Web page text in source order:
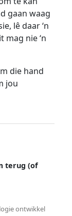
gaan waag
lê daar ‘n
mag nie ‘n
die hand
jou
terug (of
ontwikkel